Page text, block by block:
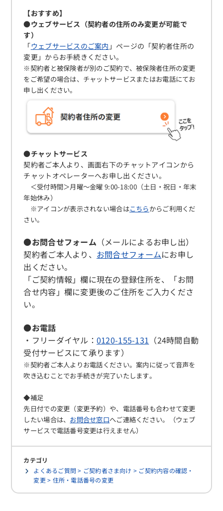
【おすすめ】
●ウェブサービス（契約者の住所のみ変更が可能で
す）
「ウェブサービスのご案内 」ページの「契約者住所の
変更」からお手続きください。
※契約者と被保険者が別のご契約で、被保険者住所の変更
をご希望の場合は、チャットサービスまたはお電話にてお
申し出ください。
●チャットサービス
契約者ご本人より、画面右下のチャットアイコンから
チャットオペレーターへお申し出ください。
＜受付時間＞月曜～金曜 9:00-18:00（土日・祝日・年末
年始休み）
※アイコンが表示されない場合はこちらからご利用くだ
さい。
●お問合せフォーム （メールによるお申し出）
契約者ご本人より、 お問合せフォームにお申し
出ください。
「ご契約情報」欄に現在の登録住所を、「お問
合せ内容」欄に変更後のご住所をご入力くださ
い。
●お電話
・フリーダイヤル： 0120-155-131 （24時間自動
受付サービスにて承ります）
※契約者ご本人よりお電話ください。案内に従って音声を
吹き込むことでお手続きが完了いたします。
◆補足
先日付での変更（変更予約）や、 電話番号も合わせて変更
したい場合は、 お問合せ窓口へご連絡ください。（ウェブ
サービスで電話番号変更は行えません）
カテゴリ
よくあるご質問 > ご契約者さま向け > ご契約内容の確認・
変更 > 住所・電話番号の変更